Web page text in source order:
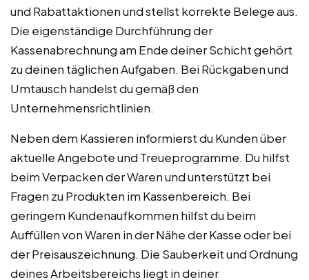
und Rabattaktionen und stellst korrekte Belege aus.
Die eigenständige Durchführung der
Kassenabrechnung am Ende deiner Schicht gehört
zu deinen täglichen Aufgaben. Bei Rückgaben und
Umtausch handelst du gemäß den
Unternehmensrichtlinien.
Neben dem Kassieren informierst du Kunden über
aktuelle Angebote und Treueprogramme. Du hilfst
beim Verpacken der Waren und unterstützt bei
Fragen zu Produkten im Kassenbereich. Bei
geringem Kundenaufkommen hilfst du beim
Auffüllen von Waren in der Nähe der Kasse oder bei
der Preisauszeichnung. Die Sauberkeit und Ordnung
deines Arbeitsbereichs liegt in deiner